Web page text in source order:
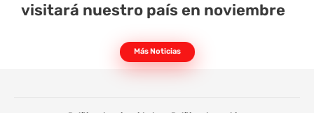
visitará nuestro país en noviembre
Más Noticias